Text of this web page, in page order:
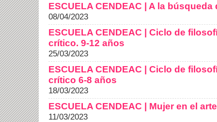
ESCUELA CENDEAC | A la
08/04/2023
ESCUELA CENDEAC | Ciclo de
crítico. 9-12 años
25/03/2023
ESCUELA CENDEAC | Ciclo de
crítico 6-8 años
18/03/2023
ESCUELA CENDEAC | Mujer en el arte
11/03/2023